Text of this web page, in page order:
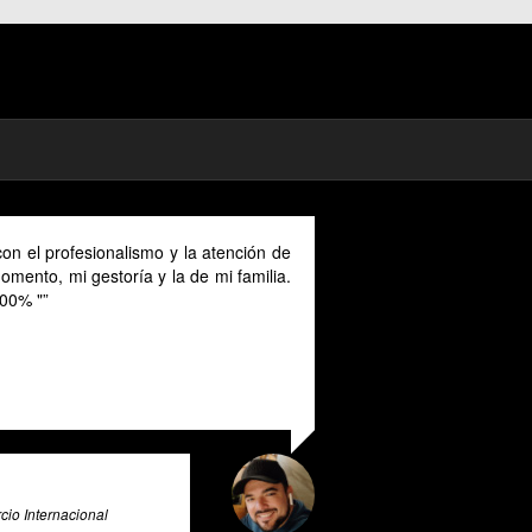
el profesionalismo y la atención de
mi gestoría y la de mi familia.
"
Internacional